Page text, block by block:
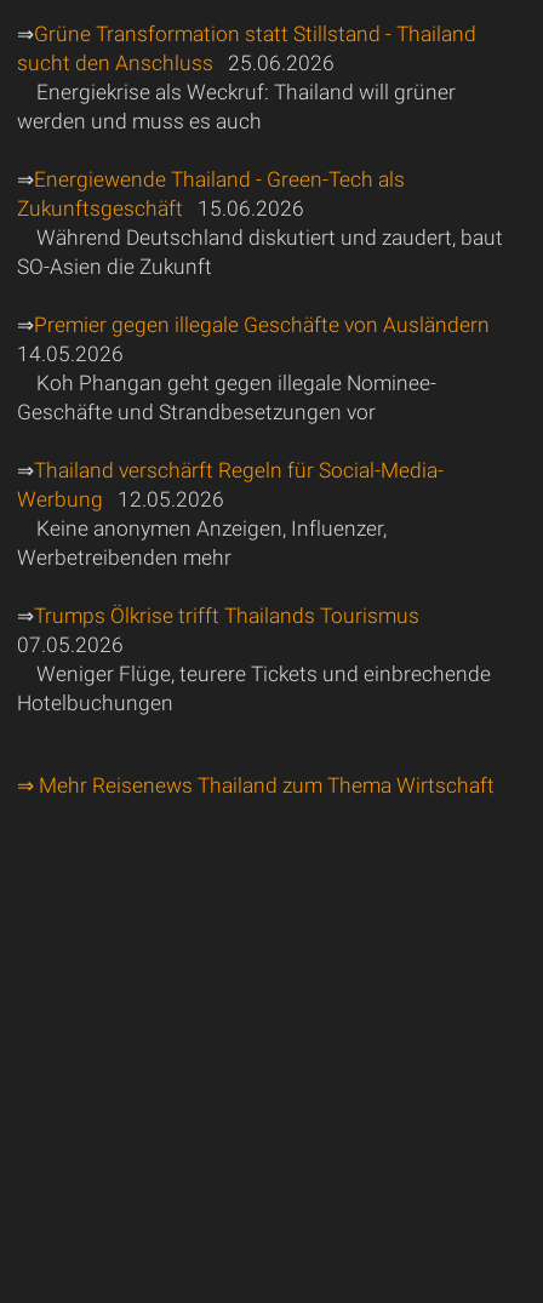
⇒Grüne Transformation statt Stillstand - Thailand
sucht den Anschluss 25.06.2026
Energiekrise als Weckruf: Thailand will grüner
werden und muss es auch
⇒Energiewende Thailand - Green-Tech als
Zukunftsgeschäft 15.06.2026
Während Deutschland diskutiert und zaudert, baut
SO-Asien die Zukunft
⇒Premier gegen illegale Geschäfte von Ausländern
14.05.2026
Koh Phangan geht gegen illegale Nominee-
Geschäfte und Strandbesetzungen vor
⇒Thailand verschärft Regeln für Social-Media-
Werbung 12.05.2026
Keine anonymen Anzeigen, Influenzer,
Werbetreibenden mehr
⇒Trumps Ölkrise trifft Thailands Tourismus
07.05.2026
Weniger Flüge, teurere Tickets und einbrechende
Hotelbuchungen
⇒ Mehr Reisenews Thailand zum Thema Wirtschaft